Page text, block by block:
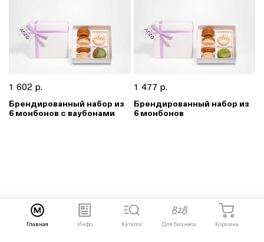
1 602 р.
Брендированный набор из
6 монбонов с ваубонами
1 477 р.
Брендированный набор из
6 монбонов
Главная Инфо Каталог Для бизнеса Корзина